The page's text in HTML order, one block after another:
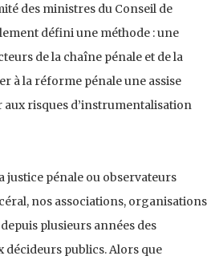
des ministres du Conseil de
défini une méthode : une
de la chaîne pénale et de la
à la réforme pénale une assise
risques d’instrumentalisation
justice pénale ou observateurs
nos associations, organisations
plusieurs années des
décideurs publics. Alors que